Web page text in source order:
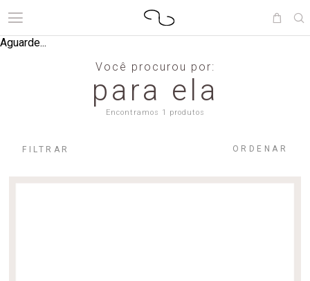
Aguarde...
Você procurou por:
para ela
Encontramos 1 produtos
FILTRAR ORDENAR